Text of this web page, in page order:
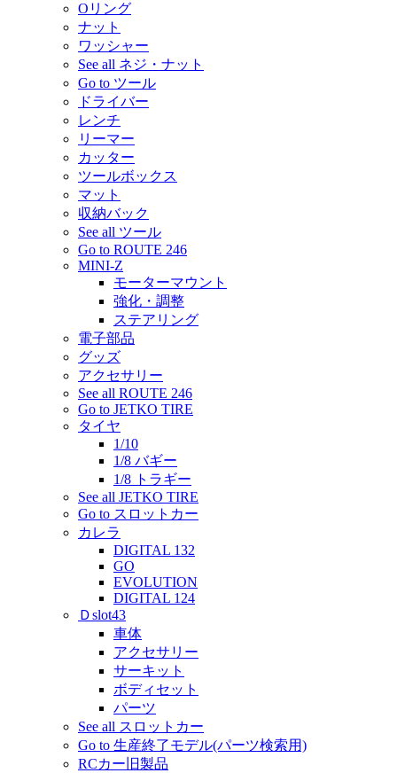
Oリング
ナット
ワッシャー
See all ネジ・ナット
Go to ツール
ドライバー
レンチ
リーマー
カッター
ツールボックス
マット
収納バック
See all ツール
Go to ROUTE 246
MINI-Z
モーターマウント
強化・調整
ステアリング
電子部品
グッズ
アクセサリー
See all ROUTE 246
Go to JETKO TIRE
タイヤ
1/10
1/8 バギー
1/8 トラギー
See all JETKO TIRE
Go to スロットカー
カレラ
DIGITAL 132
GO
EVOLUTION
DIGITAL 124
Ｄslot43
車体
アクセサリー
サーキット
ボディセット
パーツ
See all スロットカー
Go to 生産終了モデル(パーツ検索用)
RCカー旧製品